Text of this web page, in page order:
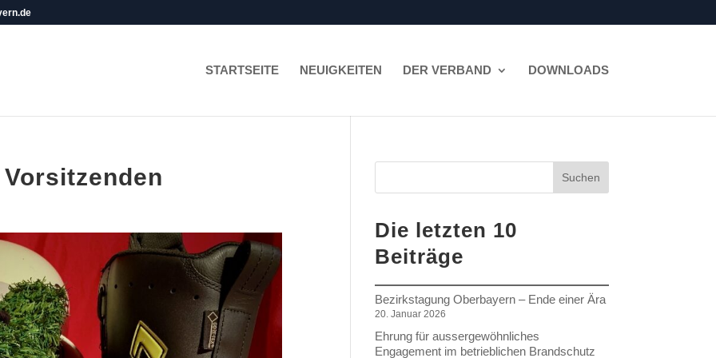
STARTSEITE NEUIGKEITEN DER VERBAND DOWNLOADS
Suchen
Die letzten 10
Beiträge
Bezirkstagung Oberbayern – Ende einer Ära
20. Januar 2026
Ehrung für aussergewöhnliches
Engagement im betrieblichen Brandschutz